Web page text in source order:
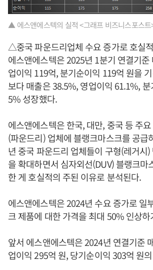
▲ 에스앤에스텍의 실적 <그래프 비즈니스포스트
△중국 파운드리업체 수요 증가로 호실적
에스앤에스텍은 2025년 1분기 연결기준
업이익 119억, 분기순이익 119억 원을
보다 매출은 38.5%, 영업이익 61.1%,
5% 성장했다.
에스앤에스텍은 한국, 대만, 중국 등 주
(파운드리) 업체에 블랭크마스크를 공급
년 중국 파운드리 업체들이 구형(레거시
을 확대하면서 심자외선(DUV) 블랭크마
한 게 호실적의 주된 이유로 분석된다.
에스앤에스텍은 2024년 수요 증가로 일
크 제품에 대한 가격을 최대 50% 인상하
앞서 에스앤에스텍은 2024년 연결기준
업이익 295억 원, 당기순이익 303억 원